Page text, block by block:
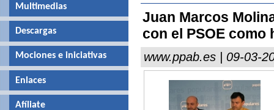
Juan Marcos
con el PSOE como
www.ppab.es | 09-03-
Multimedias
Descargas
Mociones e iniciativas
Enlaces
Afíliate